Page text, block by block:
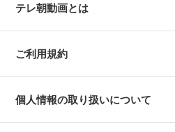
テレ朝動画とは
ご利用規約
個人情報の取り扱いについて